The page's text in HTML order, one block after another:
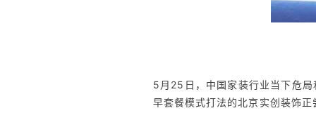
5月25日，中国家装行业当下危
早套餐模式打法的北京实创装饰